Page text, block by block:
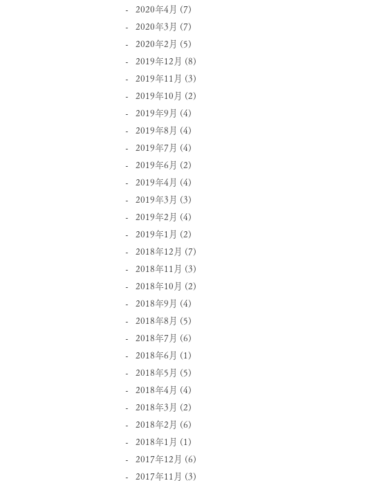
2020年4月 (7)
2020年3月 (7)
2020年2月 (5)
2019年12月 (8)
2019年11月 (3)
2019年10月 (2)
2019年9月 (4)
2019年8月 (4)
2019年7月 (4)
2019年6月 (2)
2019年4月 (4)
2019年3月 (3)
2019年2月 (4)
2019年1月 (2)
2018年12月 (7)
2018年11月 (3)
2018年10月 (2)
2018年9月 (4)
2018年8月 (5)
2018年7月 (6)
2018年6月 (1)
2018年5月 (5)
2018年4月 (4)
2018年3月 (2)
2018年2月 (6)
2018年1月 (1)
2017年12月 (6)
2017年11月 (3)